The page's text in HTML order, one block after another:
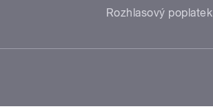
Rozhlasový poplatek